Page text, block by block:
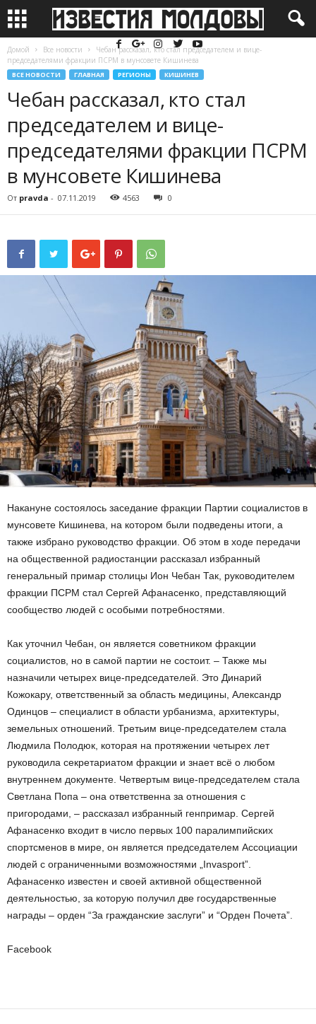
Домой Все новости
Чебан рассказал, кто стал председателем и вице-
председателями фракции ПСРМ в мунсовете Кишинева
ВСЕ НОВОСТИ ГЛАВНАЯ РЕГИОНЫ КИШИНЕВ
Чебан рассказал, кто стал
председателем и вице-
председателями фракции ПСРМ
в мунсовете Кишинева
От pravda - 07.11.2019 4563 0
Накануне состоялось заседание фракции Партии социалистов в
мунсовете Кишинева, на котором были подведены итоги, а
также избрано руководство фракции. Об этом в ходе передачи
на общественной радиостанции рассказал избранный
генеральный примар столицы Ион Чебан Так, руководителем
фракции ПСРМ стал Сергей Афанасенко, представляющий
сообщество людей с особыми потребностями.
Как уточнил Чебан, он является советником фракции
социалистов, но в самой партии не состоит. – Также мы
назначили четырех вице-председателей. Это Динарий
Кожокару, ответственный за область медицины, Александр
Одинцов – специалист в области урбанизма, архитектуры,
земельных отношений. Третьим вице-председателем стала
Людмила Полодюк, которая на протяжении четырех лет
руководила секретариатом фракции и знает всё о любом
внутреннем документе. Четвертым вице-председателем стала
Светлана Попа – она ответственна за отношения с
пригородами, – рассказал избранный генпримар. Сергей
Афанасенко входит в число первых 100 паралимпийских
спортсменов в мире, он является председателем Ассоциации
людей с ограниченными возможностями „Invasport”.
Афанасенко известен и своей активной общественной
деятельностью, за которую получил две государственные
награды – орден “За гражданские заслуги” и “Орден Почета”.
Facebook